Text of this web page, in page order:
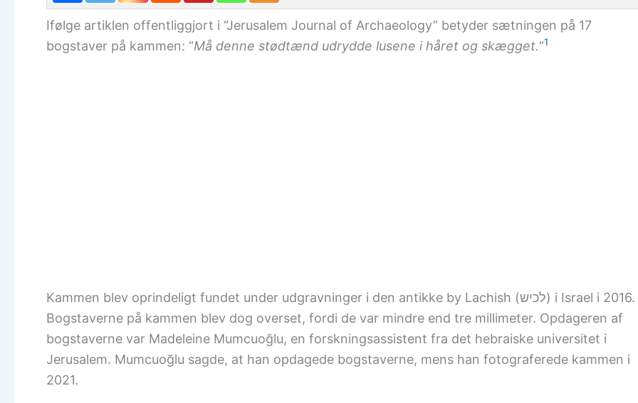
Ifølge artiklen offentliggjort i “Jerusalem Journal of Archaeology” betyder sætningen på 17
bogstaver på kammen: “Må denne stødtænd udrydde lusene i håret og skægget.“1
Kammen blev oprindeligt fundet under udgravninger i den antikke by Lachish (לכיש) i Israel i 2016.
Bogstaverne på kammen blev dog overset, fordi de var mindre end tre millimeter. Opdageren af
bogstaverne var Madeleine Mumcuoğlu, en forskningsassistent fra det hebraiske universitet i
Jerusalem. Mumcuoğlu sagde, at han opdagede bogstaverne, mens han fotograferede kammen i
2021.